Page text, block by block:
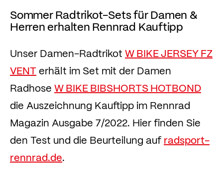
Sommer Radtrikot-Sets für Damen &
Herren erhalten Rennrad Kauftipp
Unser Damen-RadtrikotW BIKE JERSEY FZ
VENTerhält im Set mit der Damen
RadhoseW BIKE BIBSHORTS HOTBOND
die Auszeichnung Kauftipp im Rennrad
Magazin Ausgabe 7/2022. Hier finden Sie
den Test und die Beurteilung aufradsport-
rennrad.de.